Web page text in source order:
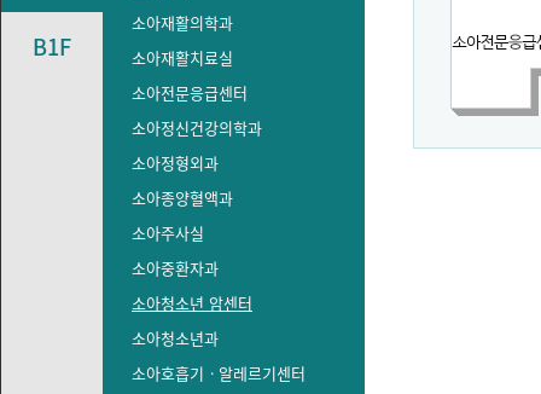
B1F
소아재활의학과
소아재활치료실
소아전문응급센터
소아정신건강의학과
소아정형외과
소아종양혈액과
소아주사실
소아중환자과
소아청소년 암센터
소아청소년과
소아호흡기ㆍ알레르기센터